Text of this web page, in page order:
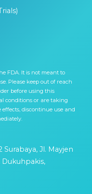
FDA. It is not meant to
Please keep out of reach
before using this
conditions or are taking
discontinue use and
Jl. Mayjen